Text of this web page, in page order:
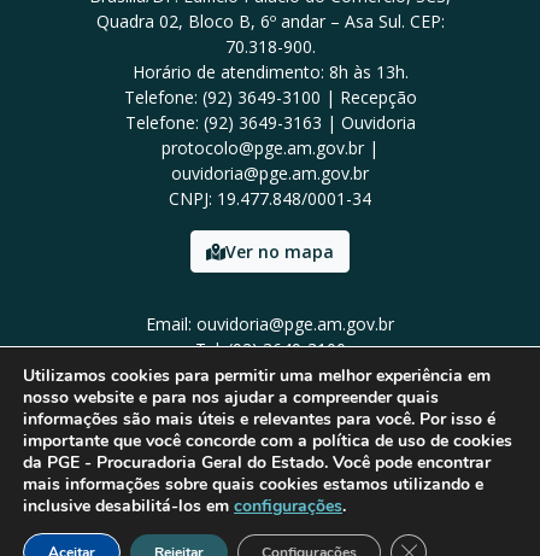
Quadra 02, Bloco B, 6º andar – Asa Sul. CEP:
70.318-900.
Horário de atendimento: 8h às 13h.
Telefone: (92) 3649-3100 | Recepção
Telefone: (92) 3649-3163 | Ouvidoria
protocolo@pge.am.gov.br |
ouvidoria@pge.am.gov.br
CNPJ: 19.477.848/0001-34
Ver no mapa
Email: ouvidoria@pge.am.gov.br
Tel: (92) 3649-3100
Utilizamos cookies para permitir uma melhor experiência em
nosso website e para nos ajudar a compreender quais
informações são mais úteis e relevantes para você. Por isso é
importante que você concorde com a política de uso de cookies
da PGE - Procuradoria Geral do Estado. Você pode encontrar
mais informações sobre quais cookies estamos utilizando e
inclusive desabilitá-los em configurações.
Close GDPR